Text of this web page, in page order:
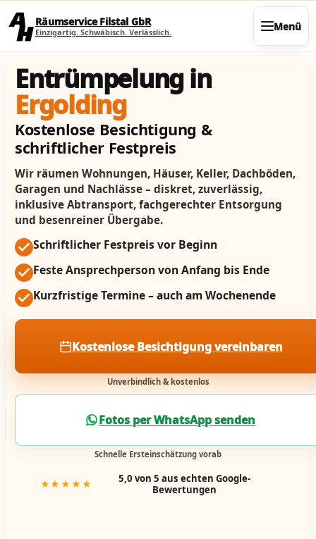
Räumservice Filstal GbR
Einzigartig. Schwäbisch. Verlässlich. Menü
Entrümpelung in
Ergolding
Kostenlose Besichtigung &
schriftlicher Festpreis
Wir räumen Wohnungen, Häuser, Keller, Dachböden,
Garagen und Nachlässe – diskret, zuverlässig,
inklusive Abtransport, fachgerechter Entsorgung
und besenreiner Übergabe.
Schriftlicher Festpreis vor Beginn
Feste Ansprechperson von Anfang bis Ende
Kurzfristige Termine – auch am Wochenende
Kostenlose Besichtigung vereinbaren
Unverbindlich & kostenlos
Fotos per WhatsApp senden
Schnelle Ersteinschätzung vorab
★★★★★
5,0 von 5 aus echten Google-
Bewertungen